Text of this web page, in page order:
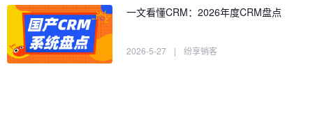
一文看懂CRM：2026年度CRM盘点
2026-5-27 | 纷享销客